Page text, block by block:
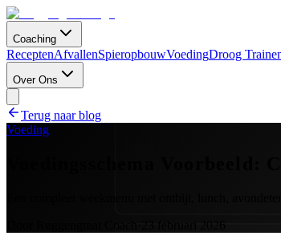
Coaching
ReceptenAfvallenSpieropbouwVoedingDroog
Over Ons
Terug naar blog
Voeding
Voedingsschema Voorbeeld:
Een compleet weekmenu met ontbijt, lunch,